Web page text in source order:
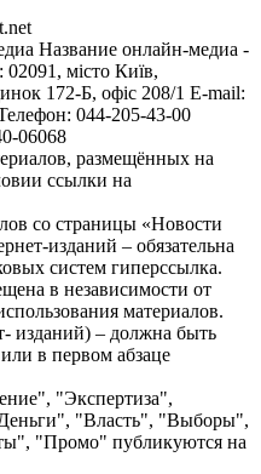
Название онлайн-медиа -
місто Київ,
172-Б, офіс 208/1 E-mail:
044-205-43-00
06068
размещённых на
ссылки на
со страницы «Новости
изданий – обязательна
систем гиперссылка.
в независимости от
материалов.
изданий) – должна быть
в первом абзаце
"Экспертиза",
"Власть", "Выборы",
"Промо" публикуются на